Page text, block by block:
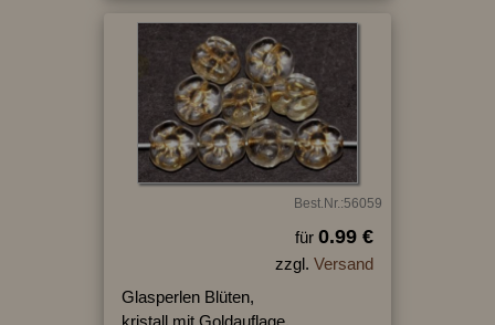
Best.Nr.:56059
für 0.99 €
zzgl. Versand
Glasperlen Blüten,
kristall mit Goldauflage,